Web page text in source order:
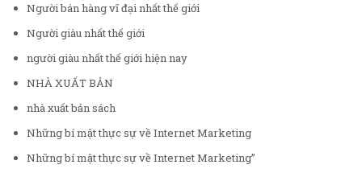
Người bán hàng vĩ đại nhất thế giới
Người giàu nhất thế giới
người giàu nhất thế giới hiện nay
NHÀ XUẤT BẢN
nhà xuất bản sách
Những bí mật thực sự về Internet Marketing
Những bí mật thực sự về Internet Marketing”